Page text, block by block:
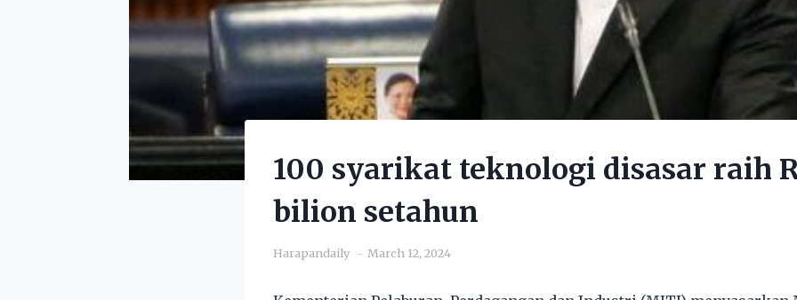
100 syarikat teknologi disasar raih
bilion setahun
Harapandaily March 12, 2024